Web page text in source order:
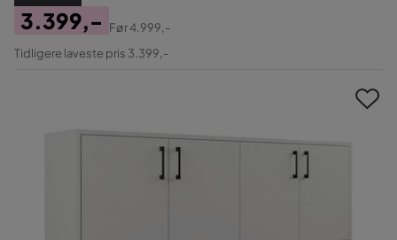
Pris
3.399,-
Original
Før4.999,-
Tidligere laveste pris 3.399,-